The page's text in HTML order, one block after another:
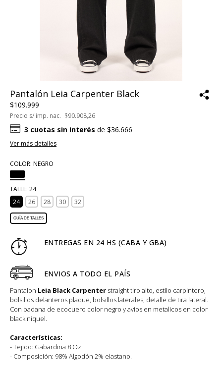
Pantalón Leia Carpenter Black
$109.999
Precio s/ imp. nac. $90.908,26
3 cuotas sin interés de $36.666
Ver más detalles
COLOR: NEGRO
TALLE: 24
24
26 28 30 32
GUÍA DE TALLES
ENTREGAS EN 24 HS (CABA Y GBA)
ENVIOS A TODO EL PAÍS
Pantalon Leia Black Carpenter straight tiro alto, estilo carpintero,
bolsillos delanteros plaque, bolsillos laterales, detalle de tira lateral.
Con badana de ecocuero color negro y avios en metalicos en color
black niquel.
Características:
- Tejido: Gabardina 8 Oz.
- Composición: 98% Algodón 2% elastano.